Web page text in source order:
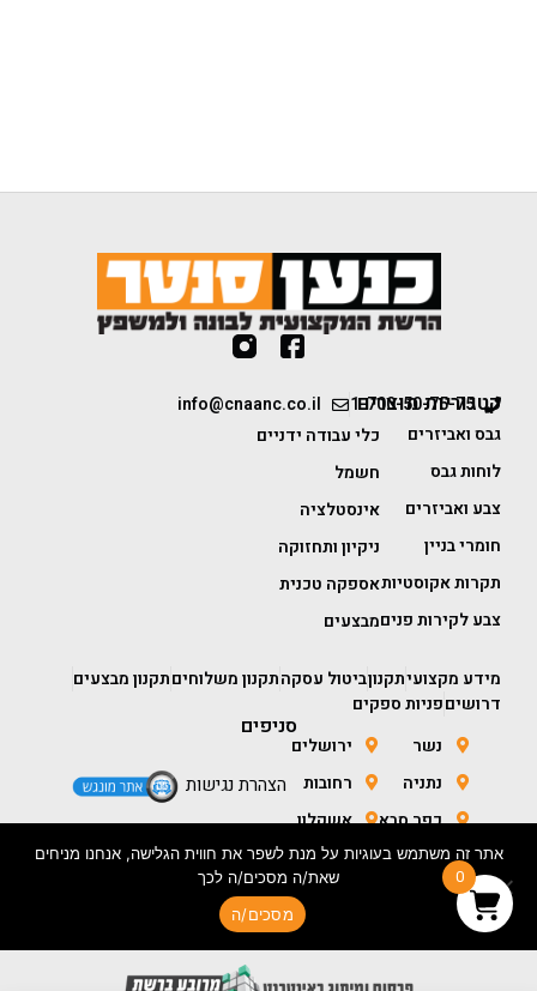
1-700-50-75-75
info@cnaanc.co.il קטגוריות מוצרים
גבס ואביזרים
לוחות גבס
צבע ואביזרים
חומרי בניין
תקרות אקוסטיות
צבע לקירות פנים
כלי עבודה ידניים
חשמל
אינסטלציה
ניקיון ותחזוקה
אספקה טכנית
מבצעים
מידע מקצועיתקנוןביטול עסקהתקנון משלוחיםתקנון מבצעים
דרושיםפניות ספקים
סניפים
נשר
נתניה
כפר סבא
חולון
ירושלים
רחובות
אשקלון
באר שבע
הצהרת נגישות
0
אתר זה משתמש בעוגיות על מנת לשפר את חווית הגלישה, אנחנו מניחים
שאת/ה מסכים/ה לכך
מסכים/ה